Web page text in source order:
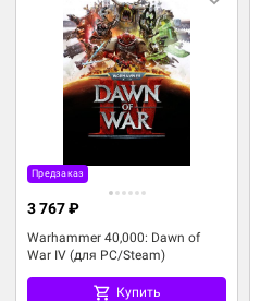
Предзаказ
Warhammer 40,000: Dawn of
War IV (для PC/Steam)
3 767 ₽
Купить